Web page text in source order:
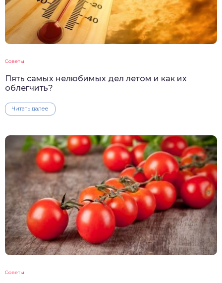
Советы
Пять самых нелюбимых дел летом и как их
облегчить?
Читать далее
Советы